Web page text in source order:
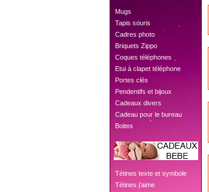
 Mugs
 Tapis souris
 Cadres photo
 Briquets Zippo
 Coques téléphones
 Etui à clapet téléphone
 Portes clés
 Pendentifs et bijoux
 Cadeaux divers
 Cadeau pour le bureau
 Boites
 Tétines texte et symbole
 Tétines j'aime